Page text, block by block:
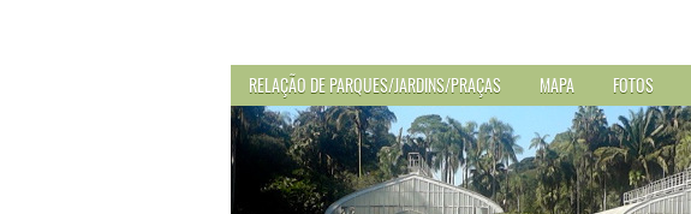
RELAÇÃO DE PARQUES/JARDINS/PRAÇAS MAPA FOTOS